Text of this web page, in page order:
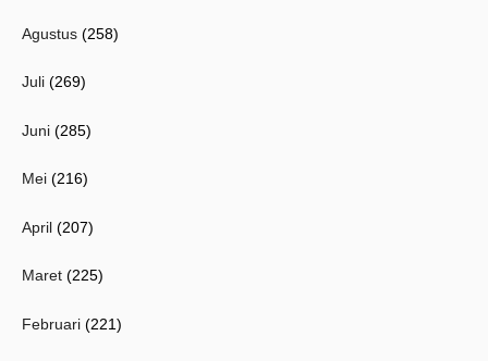
Agustus (258)
Juli (269)
Juni (285)
Mei (216)
April (207)
Maret (225)
Februari (221)